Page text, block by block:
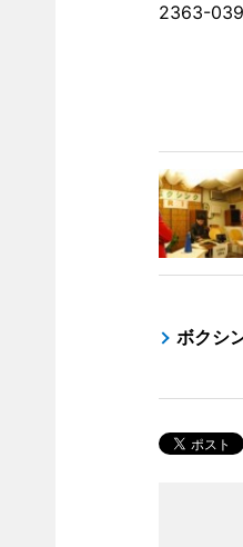
2363-
ボクシ